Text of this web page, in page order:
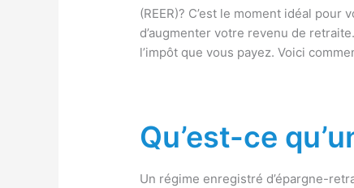
(REER)? C’est le moment idéal pour
d’augmenter votre revenu de
l’impôt que vous payez. Voici
Qu’est-ce
Un régime enregistré d’épargne-